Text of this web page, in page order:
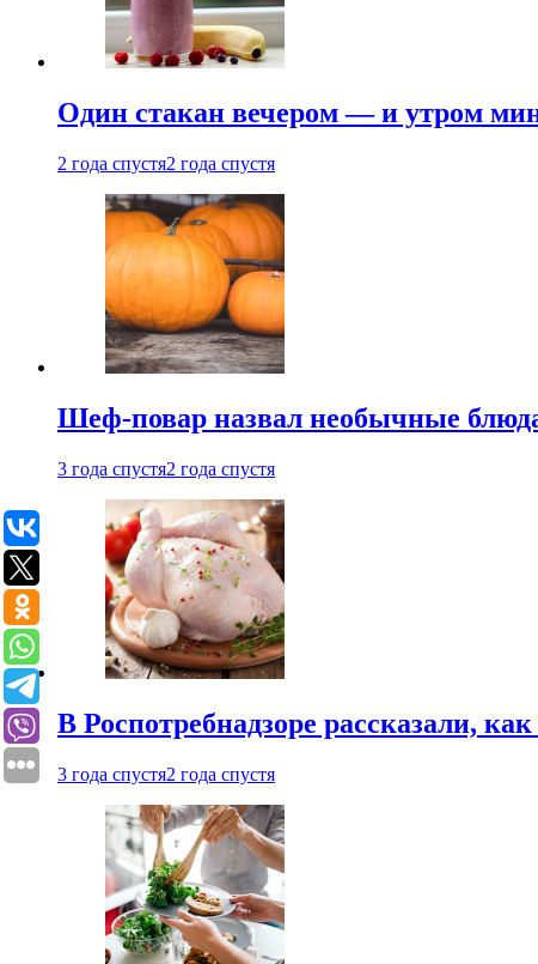
Один стакан вечером — и утром
2 года спустя2 года спустя
Шеф-повар назвал необычные
3 года спустя2 года спустя
В Роспотребнадзоре рассказали,
3 года спустя2 года спустя